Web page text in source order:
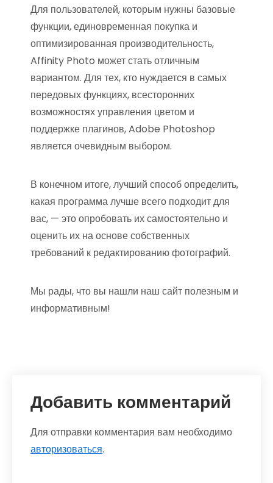
Для пользователей, которым нужны базовые
функции, единовременная покупка и
оптимизированная производительность,
Affinity Photo может стать отличным
вариантом. Для тех, кто нуждается в самых
передовых функциях, всесторонних
возможностях управления цветом и
поддержке плагинов, Adobe Photoshop
является очевидным выбором.
В конечном итоге, лучший способ определить,
какая программа лучше всего подходит для
вас, — это опробовать их самостоятельно и
оценить их на основе собственных
требований к редактированию фотографий.
Мы рады, что вы нашли наш сайт полезным и
информативным!
Добавить комментарий
Для отправки комментария вам необходимо
авторизоваться.